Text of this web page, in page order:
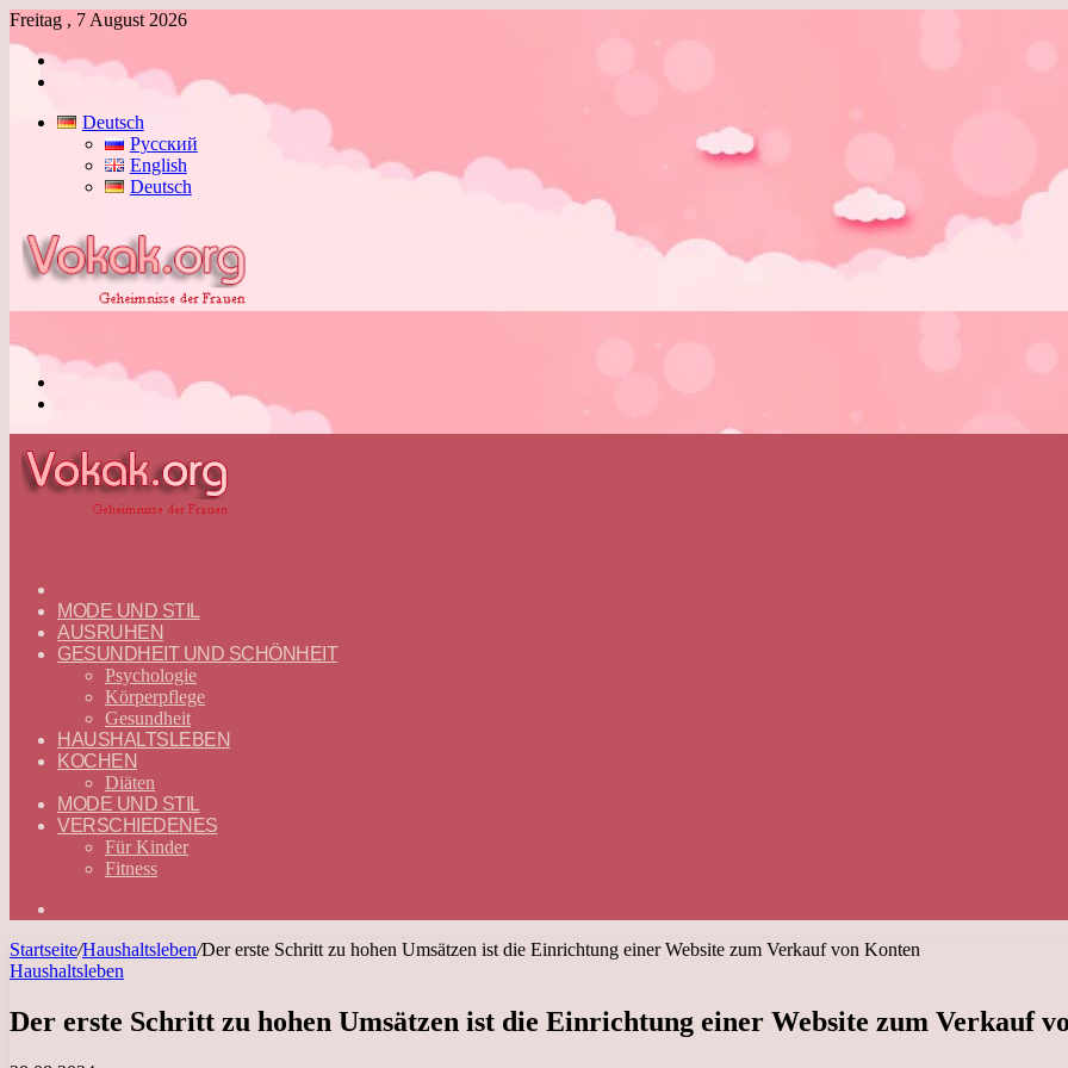
Freitag , 7 August 2026
Anmelden
Deutsch
Русский
English
Deutsch
—
DEUTSCH
MODE UND STIL
AUSRUHEN
GESUNDHEIT UND SCHÖNHEIT
Psychologie
Körperpflege
Gesundheit
HAUSHALTSLEBEN
KOCHEN
Diäten
MODE UND STIL
VERSCHIEDENES
Für Kinder
Fitness
Startseite/Haushaltsleben/Der erste Schritt zu hohen Umsätzen ist die Einrichtung einer Website zum Verkauf von Konten
Haushaltsleben
Der erste Schritt zu hohen Umsätzen ist die Einrichtung einer Website zum Verkauf